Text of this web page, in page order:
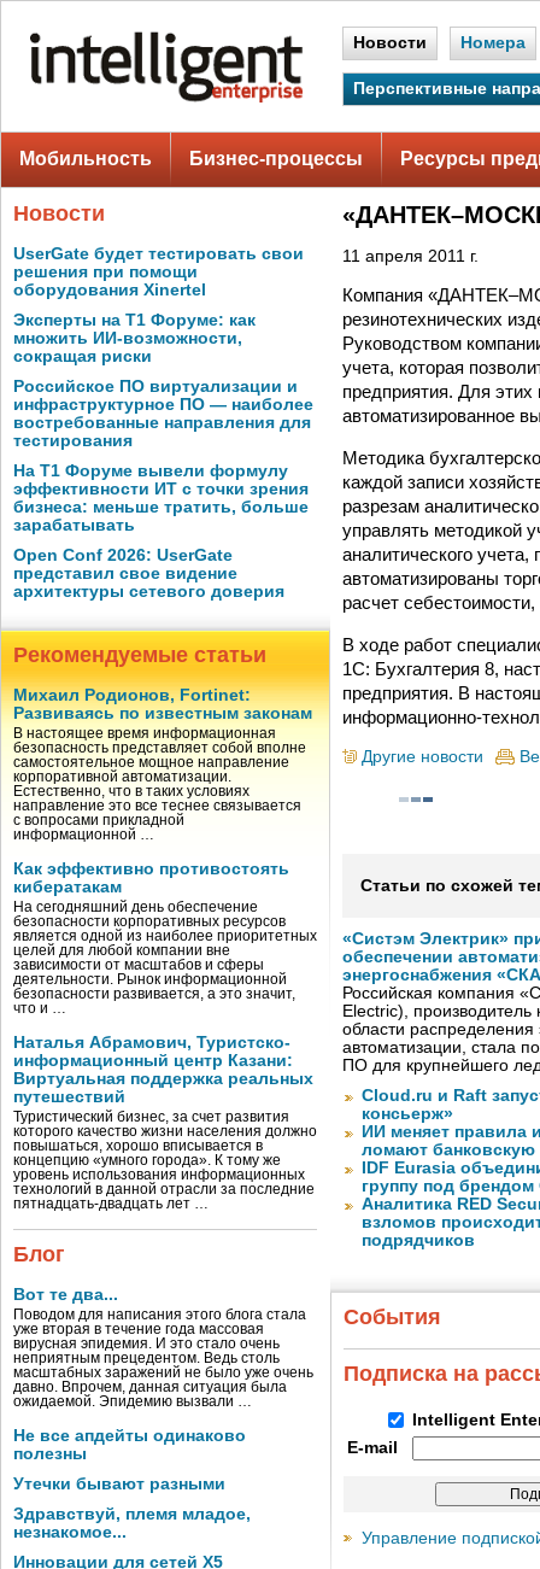
Новости Номера
Перспективные
Мобильность Бизнес-процессы Ресурсы
Новости
UserGate будет тестировать свои
решения при помощи
оборудования Xinertel
Эксперты на Т1 Форуме: как
множить ИИ-возможности,
сокращая риски
Российское ПО виртуализации и
инфраструктурное ПО — наиболее
востребованные направления для
тестирования
На Т1 Форуме вывели формулу
эффективности ИТ с точки зрения
бизнеса: меньше тратить, больше
зарабатывать
Open Conf 2026: UserGate
представил свое видение
архитектуры сетевого доверия
Рекомендуемые статьи
Михаил Родионов, Fortinet:
Развиваясь по известным законам
В настоящее время информационная
безопасность представляет собой вполне
самостоятельное мощное направление
корпоративной автоматизации.
Естественно, что в таких условиях
направление это все теснее связывается
с вопросами прикладной
информационной …
Как эффективно противостоять
кибератакам
На сегодняшний день обеспечение
безопасности корпоративных ресурсов
является одной из наиболее приоритетных
целей для любой компании вне
зависимости от масштабов и сферы
деятельности. Рынок информационной
безопасности развивается, а это значит,
что и …
Наталья Абрамович, Туристско-
информационный центр Казани:
Виртуальная поддержка реальных
путешествий
Туристический бизнес, за счет развития
которого качество жизни населения должно
повышаться, хорошо вписывается в
концепцию «умного города». К тому же
уровень использования информационных
технологий в данной отрасли за последние
пятнадцать-двадцать лет …
Блог
Вот те два...
Поводом для написания этого блога стала
уже вторая в течение года массовая
вирусная эпидемия. И это стало очень
неприятным прецедентом. Ведь столь
масштабных заражений не было уже очень
давно. Впрочем, данная ситуация была
ожидаемой. Эпидемию вызвали …
Не все апдейты одинаково
полезны
Утечки бывают разными
Здравствуй, племя младое,
незнакомое...
Инновации для сетей X5
11 апреля 2011 г.
Компания
резинотехнических
Руководством
учета, которая
предприятия. Для
автоматизированное
Методика
каждой записи
разрезам
управлять методикой
аналитического
автоматизированы
расчет
В ходе работ
1С: Бухгалтерия 8,
предприятия. В
информационно-
Другие новости
Статьи по схожей
«Систэм Электрик»
обеспечении
энергоснабжения
Российская компания
Electric),
области распределения
автоматизации, стала
ПО для крупнейшего
Cloud.ru и Raft
консьерж»
ИИ меняет правила
ломают
IDF Eurasia
группу под
Аналитика RED
взломов
подрядчиков
События
Подписка на
Intelligent
E-mail
Управление